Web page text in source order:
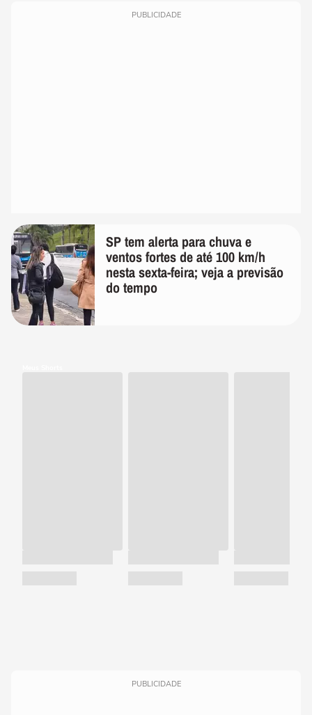
PUBLICIDADE
SP tem alerta para chuva e
ventos fortes de até 100 km/h
nesta sexta-feira; veja a previsão
do tempo
PUBLICIDADE